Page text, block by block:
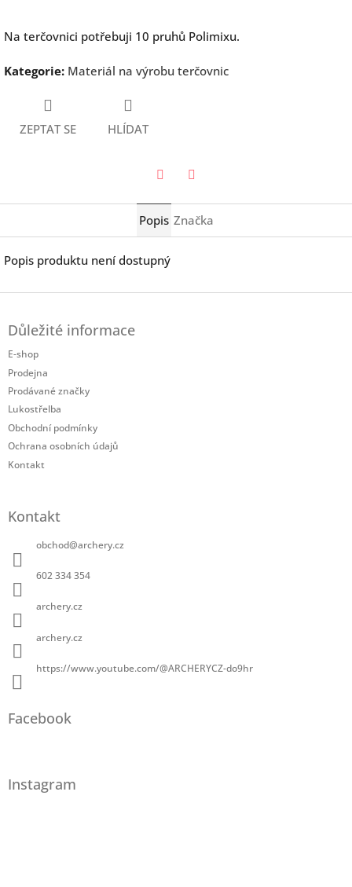
Na terčovnici potřebuji 10 pruhů Polimixu.
Kategorie: Materiál na výrobu terčovnic
ZEPTAT SE HLÍDAT
Popis Značka
Popis produktu není dostupný
Důležité informace
E-shop
Prodejna
Prodávané značky
Lukostřelba
Obchodní podmínky
Ochrana osobních údajů
Kontakt
Kontakt
obchod@archery.cz
602 334 354
archery.cz
archery.cz
https://www.youtube.com/@ARCHERYCZ-do9hr
Facebook
Instagram